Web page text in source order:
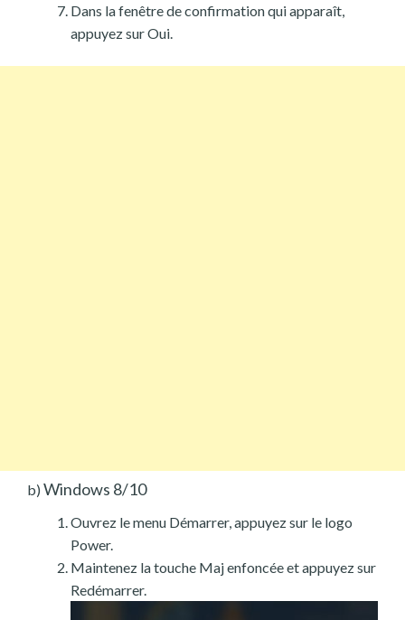
Dans la fenêtre de confirmation qui apparaît,
appuyez sur Oui.
b) Windows 8/10
Ouvrez le menu Démarrer, appuyez sur le logo
Power.
Maintenez la touche Maj enfoncée et appuyez sur
Redémarrer.